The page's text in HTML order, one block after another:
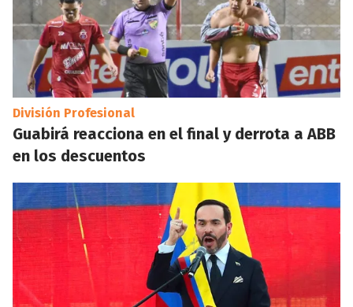
División Profesional
Guabirá reacciona en el final y derrota a ABB
en los descuentos